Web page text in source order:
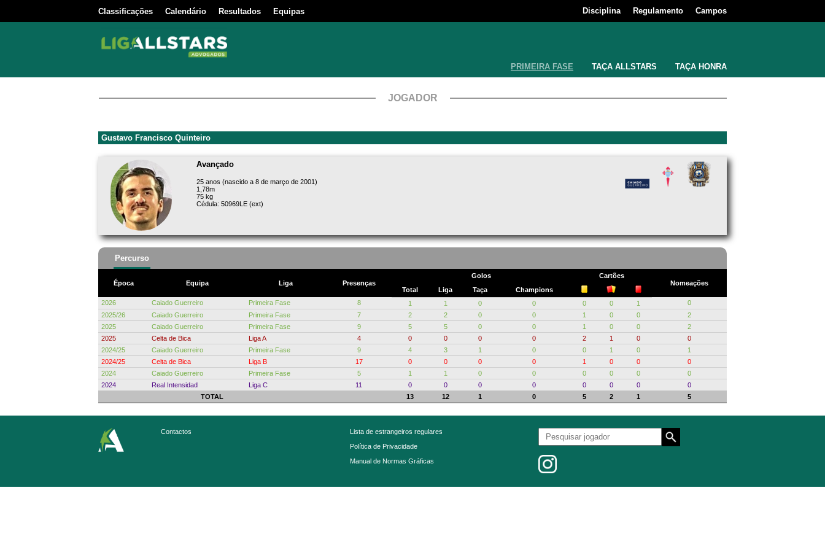
Classificações Calendário Resultados Equipas Disciplina Regulamento Campos
PRIMEIRA FASE TAÇA ALLSTARS TAÇA HONRA
JOGADOR
Gustavo Francisco Quinteiro
Avançado
25 anos (nascido a 8 de março de 2001)
1,78m
75 kg
Cédula: 50969LE (ext)
Percurso
Época Equipa Liga Presenças
Golos
Cartões
Nomeações
Total
Liga Taça
Champions
2026
Caiado Guerreiro Primeira Fase 8 1 1 0 0 0 0 1
0
2025/26
Caiado Guerreiro Primeira Fase 7 2 2 0 0 1 0 0
2
2025
Caiado Guerreiro Primeira Fase 9 5 5 0 0 1 0 0
2
2025
Celta de Bica Liga A 4 0 0 0 0 2 1 0
0
2024/25
Caiado Guerreiro Primeira Fase 9 4 3 1 0 0 1 0
1
2024/25
Celta de Bica Liga B 17 0 0 0 0 1 0 0
0
2024
Caiado Guerreiro Primeira Fase 5 1 1 0 0 0 0 0
0
2024
Real Intensidad Liga C 11 0 0 0 0 0 0 0
0
TOTAL
13 12 1 0 5 2 1 5
Contactos
Lista de estrangeiros regulares
Política de Privacidade
Manual de Normas Gráficas